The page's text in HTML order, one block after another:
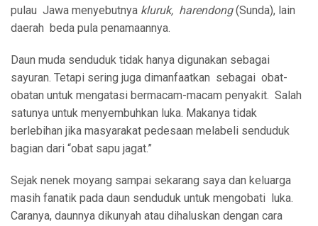
pulau Jawa menyebutnya kluruk, harendong(Sunda), lain
daerah beda pula penamaannya.
Daun muda senduduk tidak hanya digunakan sebagai
sayuran. Tetapi sering juga dimanfaatkan sebagai obat-
obatan untuk mengatasi bermacam-macam penyakit. Salah
satunya untuk menyembuhkan luka. Makanya tidak
berlebihan jika masyarakat pedesaan melabeli senduduk
bagian dari “obat sapu jagat.”
Sejak nenek moyang sampai sekarang saya dan keluarga
masih fanatik pada daun senduduk untuk mengobati luka.
Caranya, daunnya dikunyah atau dihaluskan dengan cara